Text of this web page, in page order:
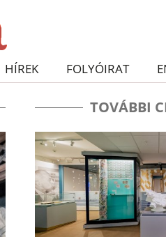
HÍREK FOLYÓIRAT
TOVÁBBI